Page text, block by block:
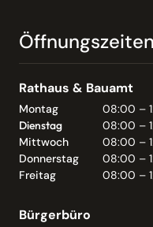
Öffnungszeiten
Rathaus & Bauamt
Montag
08:00 –
Dienstag
08:00 –
Mittwoch
08:00 –
Donnerstag
08:00 –
Freitag
08:00 –
Bürgerbüro